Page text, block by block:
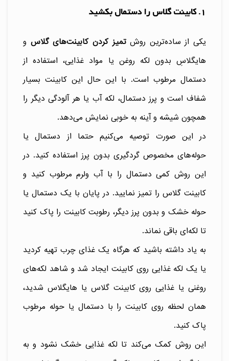
1. کابینت گلاس را دستمال بکشید
یکی از ساده‌ترین روشتمیز کردن کابینت‌های گلاس و
هایگلاسِ بدون لکه روغن یا مواد غذایی، استفاده از
دستمال مرطوب است. با این حال این کابینت بسیار
شفاف است و پرز دستمال، لکه آب یا هر آلودگی دیگر را
همچون شیشه و آینه به خوبی نمایش می‌دهد.
در این صورت توصیه می‌کنیم حتما از دستمال‌ یا
حوله‌های مخصوص گردگیری بدون پرز استفاده کنید. در
این روش کمی دستمال را با آب ولرم مرطوب کنید و
کابینت گلاس را تمیز نمایید. در پایان با یک دستمال یا
حوله خشک و بدون پرز دیگر، رطوبت کابینت را پاک کنید
تا لکه‌ای باقی نماند.
به یاد داشته باشید که هرگاه یک غذای چرب تهیه کردید
یا یک لکه غذایی روی کابینت ایجاد شد و شاهد لکه‌های
روغنی یا غذایی روی کابینت گلاس یا هایگلاس شدید،
همان لحظه روی کابینت را با دستمال یا حوله مرطوب
پاک کنید.
این روش کمک می‌کند تا لکه غذایی خشک نشود و به